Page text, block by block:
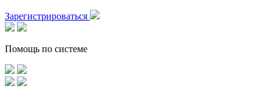
Зарегистрироваться
Помощь по системе